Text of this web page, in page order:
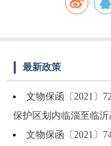
最新政策
文物保函〔2021〕
保护区划内临淄至临沂
文物保函〔2021〕